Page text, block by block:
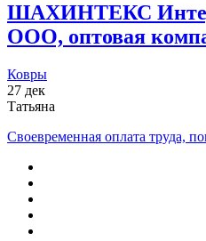
ШАХИНТЕКС
ООО, оптовая
Ковры
27 дек
Татьяна
Своевременная оплата труда,